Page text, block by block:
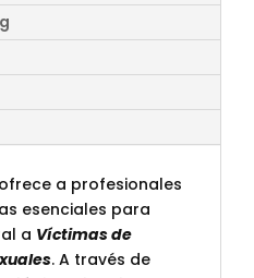
a profesionales
esenciales para
a Víctimas de
. A través de